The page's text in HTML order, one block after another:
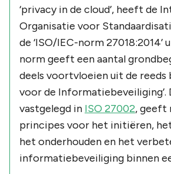
‘privacy in de cloud’, heeft de
Organisatie voor
de ‘ISO/IEC-norm 27018:2014’
norm geeft een aantal
deels voortvloeien uit de reeds
voor de Informatiebeveiliging’.
vastgelegd in ISO 27002, geeft
principes voor het initiëren,
het onderhouden en het
informatiebeveiliging binnen